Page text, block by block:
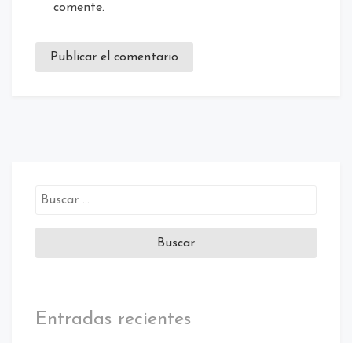
comente.
Buscar:
Entradas recientes